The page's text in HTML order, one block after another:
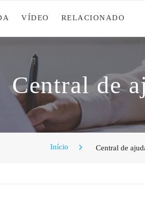
VÍDEO RELACIONADO
Central de
Início Central de